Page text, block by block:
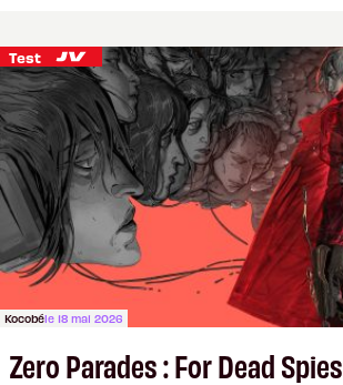
Test
Kocobéle 18 mai 2026
Zero Parades : For Dead Spies